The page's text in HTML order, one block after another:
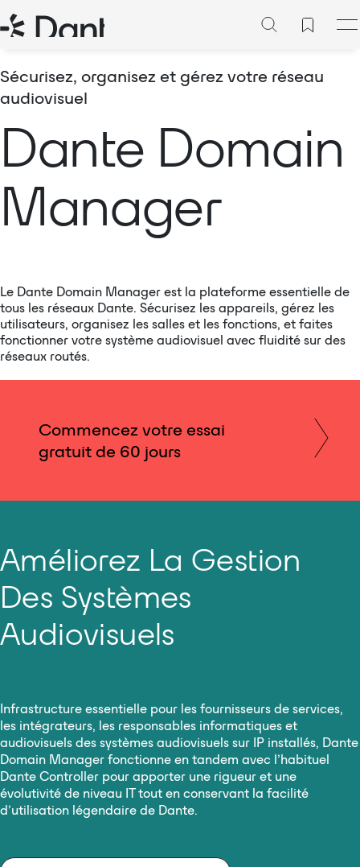
Sécurisez, organisez et gérez votre réseau
audiovisuel
Dante Domain
Manager
Le Dante Domain Manager est la plateforme essentielle de
tous les réseaux Dante. Sécurisez les appareils, gérez les
utilisateurs, organisez les salles et les fonctions, et faites
fonctionner votre système audiovisuel avec fluidité sur des
réseaux routés.
Commencez votre essai
gratuit de 60 jours
Améliorez La Gestion
Des Systèmes
Audiovisuels
Infrastructure essentielle pour les fournisseurs de services,
les intégrateurs, les responsables informatiques et
audiovisuels des systèmes audiovisuels sur IP installés, Dante
Domain Manager fonctionne en tandem avec l’habituel
Dante Controller pour apporter une rigueur et une
évolutivité de niveau IT tout en conservant la facilité
d’utilisation légendaire de Dante.